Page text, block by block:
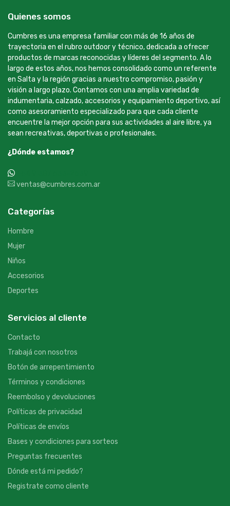
Quienes somos
Cumbres es una empresa familiar con más de 16 años de
trayectoria en el rubro outdoor y técnico, dedicada a ofrecer
productos de marcas reconocidas y líderes del segmento. A lo
largo de estos años, nos hemos consolidado como un referente
en Salta y la región gracias a nuestro compromiso, pasión y
visión a largo plazo. Contamos con una amplia variedad de
indumentaria, calzado, accesorios y equipamiento deportivo, así
como asesoramiento especializado para que cada cliente
encuentre la mejor opción para sus actividades al aire libre, ya
sean recreativas, deportivas o profesionales.
¿Dónde estamos?
ventas@cumbres.com.ar
Categorías
Hombre
Mujer
Niños
Accesorios
Deportes
Servicios al cliente
Contacto
Trabajá con nosotros
Botón de arrepentimiento
Términos y condiciones
Reembolso y devoluciones
Políticas de privacidad
Políticas de envíos
Bases y condiciones para sorteos
Preguntas frecuentes
Dónde está mi pedido?
Registrate como cliente